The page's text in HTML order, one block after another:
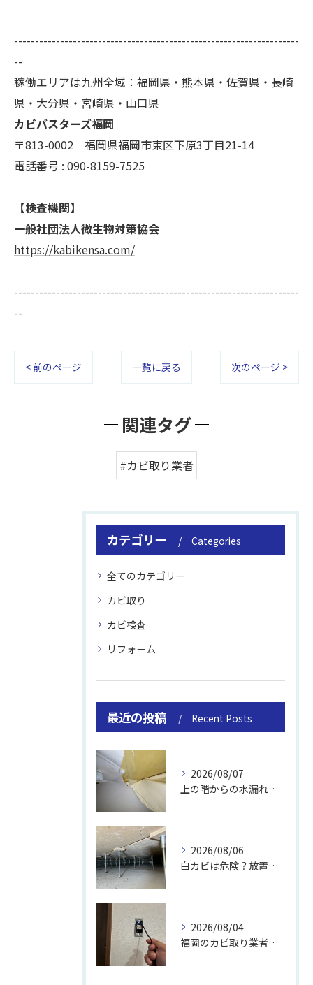
--------------------------------------------------------------------
--
稼働エリアは九州全域：福岡県・熊本県・佐賀県・長崎
県・大分県・宮崎県・山口県
カビバスターズ福岡
〒813-0002 福岡県福岡市東区下原3丁目21-14
電話番号 : 090-8159-7525
【検査機関】
一般社団法人微生物対策協会
https://kabikensa.com/
--------------------------------------------------------------------
--
< 前のページ 一覧に戻る 次のページ >
関連タグ
#カビ取り業者
カテゴリー Categories
全てのカテゴリー
カビ取り
カビ検査
リフォーム
最近の投稿 Recent Posts
2026/08/07
上の階からの水漏れでカビ｜対処法と業者
2026/08/06
白カビは危険？放置のリスクと取り方
2026/08/04
福岡のカビ取り業者おすすめの選び方と費用